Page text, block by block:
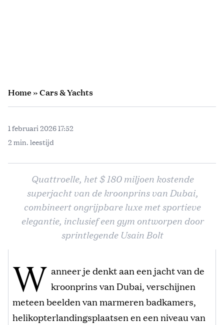
Home»Cars & Yachts
1 februari 2026 17:52
2 min. leestijd
Quattroelle, het $ 180 miljoen kostende
superjacht van de kroonprins van Dubai,
combineert ongrijpbare luxe met sportieve
elegantie, inclusief een gym ontworpen door
sprintlegende Usain Bolt
W anneer je denkt aan een jacht van de
kroonprins van Dubai, verschijnen
meteen beelden van marmeren badkamers,
helikopterlandingsplaatsen en een niveau van